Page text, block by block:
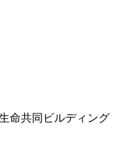
命共同ビルディング